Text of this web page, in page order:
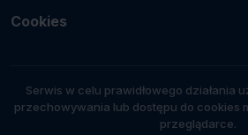
Cookies
Serwis w celu prawidłowego działania
przechowywania lub dostępu do cookies
przeglądarce.